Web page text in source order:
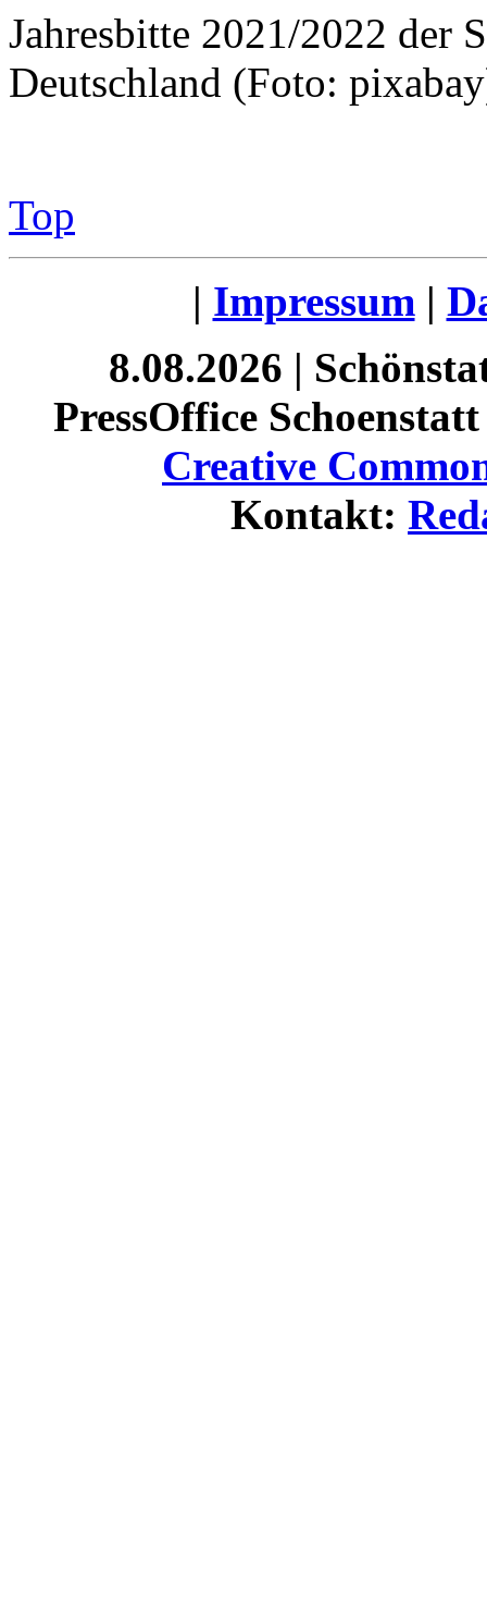
Jahresbitte 2021/2022 der
Deutschland (Foto:
Top
| Impressum|
8.08.2026 |
PressOffice
Creative
Kontakt: